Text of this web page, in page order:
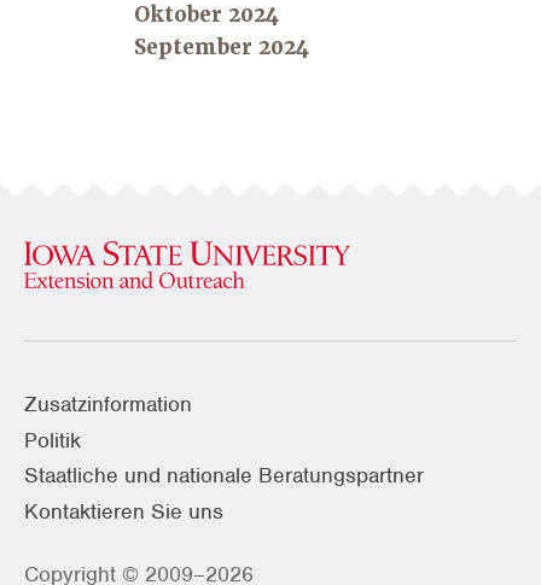
Oktober 2024
September 2024
Zusatzinformation
Politik
Staatliche und nationale Beratungspartner
Kontaktieren Sie uns
Copyright © 2009–2026